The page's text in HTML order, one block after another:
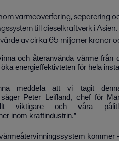
värmeöverföring, separering
till dieselkraftverk i
av cirka 65 miljoner kronor
och återanvända värme från
energieffektivteten för hela
meddela att vi tagit
Peter Leifland, chef för
allt viktigare och våra
inom kraftindustrin.”
kommer